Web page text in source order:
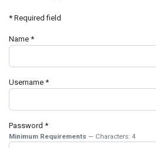
* Required field
Name *
Username *
Password *
Minimum Requirements — Characters: 4